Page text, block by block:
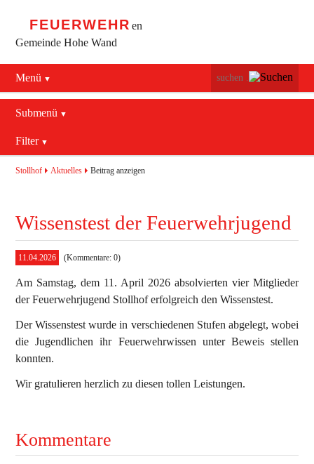
FEUERWEHR en
Gemeinde Hohe Wand
Menü
Navigation
überspringen
Netting
Submenü
überspringen
Aktuelles
Mannschaft
Ausrüstung
Feuerwehrhaus
Fahrzeuge
Termine
Geschichte
Filter
2016
2018
2019
Aktuelles
Ausbildung
Veranstaltungen
Stollhof Aktuelles Beitrag anzeigen
Wissenstest der Feuerwehrjugend
11.04.2026 (Kommentare: 0)
Am Samstag, dem 11. April 2026 absolvierten vier Mitglieder
der Feuerwehrjugend Stollhof erfolgreich den Wissenstest.
Der Wissenstest wurde in verschiedenen Stufen abgelegt, wobei
die Jugendlichen ihr Feuerwehrwissen unter Beweis stellen
konnten.
Wir gratulieren herzlich zu diesen tollen Leistungen.
Kommentare